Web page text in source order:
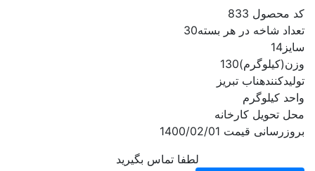
کد محصول 833
تعداد شاخه در هر بسته30
سایز 14
وزن(کیلوگرم)130
تولیدکنندهناب تبریز
واحد کیلوگرم
محل تحویل کارخانه
بروزرسانی قیمت 1400/02/01
لطفا تماس بگیرید